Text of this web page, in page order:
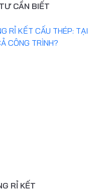
CẦN BIẾT
RỈ KẾT